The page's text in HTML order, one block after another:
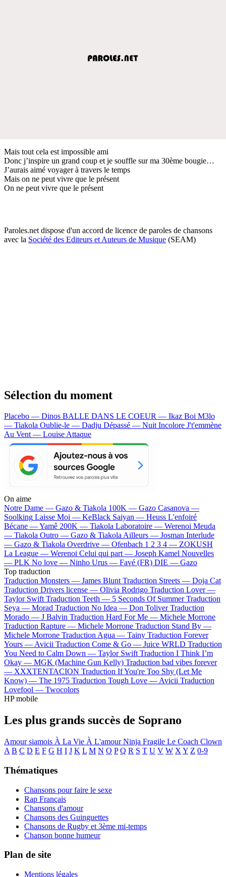
Mais tout cela est impossible ami
Donc j’inspire un grand coup et je souffle sur ma 30ème bougie…
J’aurais aimé voyager à travers le temps
Mais on ne peut vivre que le présent
On ne peut vivre que le présent
Paroles.net dispose d'un accord de licence de paroles de chansons
avec la Société des Editeurs et Auteurs de Musique (SEAM)
Sélection du moment
Placebo — Dinos BALLE DANS LE COEUR — Ikaz Boi M3lo
— Tiakola Oublie-le — Dadju Dépassé — Nuit Incolore J't'emmène
Au Vent — Louise Attaque
On aime
Notre Dame — Gazo & Tiakola 100K — Gazo Casanova —
Soolking Laisse Moi — KeBlack Saiyan — Heuss L'enfoiré
Bécane —Yamê 200K — Tiakola Laboratoire — Werenoi Meuda
— Tiakola Outro — Gazo & TiakolaAilleurs — Josman Interlude
— Gazo & Tiakola Overdrive — Ofenbach 1 2 3 4 — ZOKUSH
La League — Werenoi Celui qui part — Joseph Kamel Nouvelles
— PLK No love — Ninho Urus — Favé (FR) DIE — Gazo
Top traduction
Traduction Monsters — James Blunt Traduction Streets — Doja Cat
Traduction Drivers license — Olivia Rodrigo Traduction Lover —
Taylor Swift Traduction Teeth — 5 Seconds Of Summer Traduction
Seya — Morad Traduction No Idea — Don Toliver Traduction
Morado — J Balvin Traduction Hard For Me — Michele Morrone
Traduction Rapture — Michele Morrone Traduction Stand By —
Michele Morrone Traduction Agua — Tainy Traduction Forever
Yours —Avicii Traduction Come & Go — Juice WRLD Traduction
You Need to Calm Down — Taylor Swift Traduction I Think I’m
Okay — MGK (Machine Gun Kelly) Traduction bad vibes forever
— XXXTENTACION Traduction If You're Too Shy (Let Me
Know) — The 1975 Traduction Tough Love —Avicii Traduction
Lovefool — Twocolors
HP mobile
Les plus grands succès de Soprano
Amour siamois À La Vie À L'amourNinja Fragile Le Coach Clown
A B C D E F G H I J K L M N O P Q R S T U V W X Y Z 0-9
Thématiques
Chansons pour faire le sexe
Rap Français
Chansons d'amour
Chansons des Guinguettes
Chansons de Rugby et 3ème mi-temps
Chanson bonne humeur
Plan de site
Mentions légales